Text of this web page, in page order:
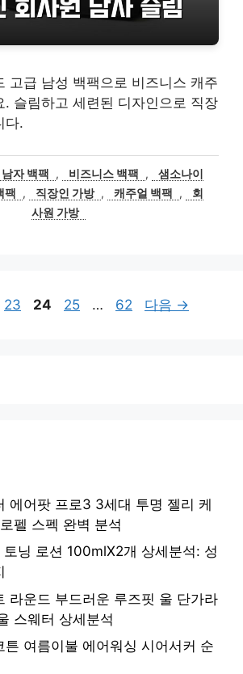
고급 남성 백팩으로 비즈니스 캐주
. 슬림하고 세련된 디자인으로 직장
다.
남자 백팩 , 비즈니스 백팩 ,
샘소나이
팩 , 직장인 가방 , 캐주얼 백팩 ,
회
사원 가방
페
23
페
24
페
25 …
페
62 다음 →
에어팟 프로3 3세대 투명 젤리 케
펠 스펙 완벽 분석
닝 로션 100mlX2개 상세분석: 성
라운드 부드러운 루즈핏 울 단가라
스웨터 상세분석
튼 여름이불 에어워싱 시어서커 순